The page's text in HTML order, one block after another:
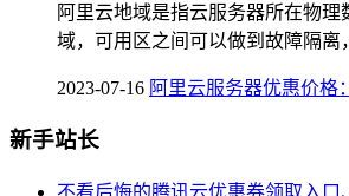
阿里云地域是指云服务器所在物
域，可用区之间可以做到故障隔离
2023-07-16 阿里云服务器优惠价格
新手站长
不看后悔的腾讯云优惠券领取入口